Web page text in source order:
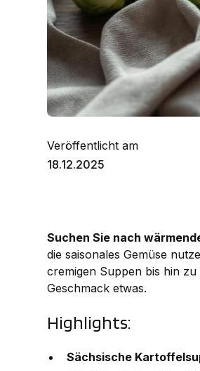
Veröffentlicht am
18.12.2025
Suchen Sie nach
die saisonales Gemüse
cremigen Suppen bis hin
Geschmack etwas.
Highlights:
Sächsische